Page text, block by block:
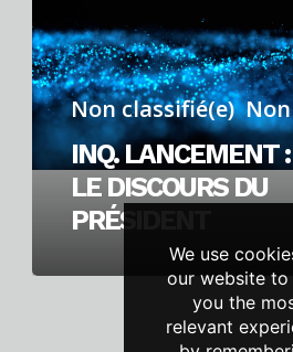
le
discours
du
président
Non classifié(e)
INQ. LANCEMENT :
LE DISCOURS DU
PRÉSIDENT
We use
our website to
you the
relevant